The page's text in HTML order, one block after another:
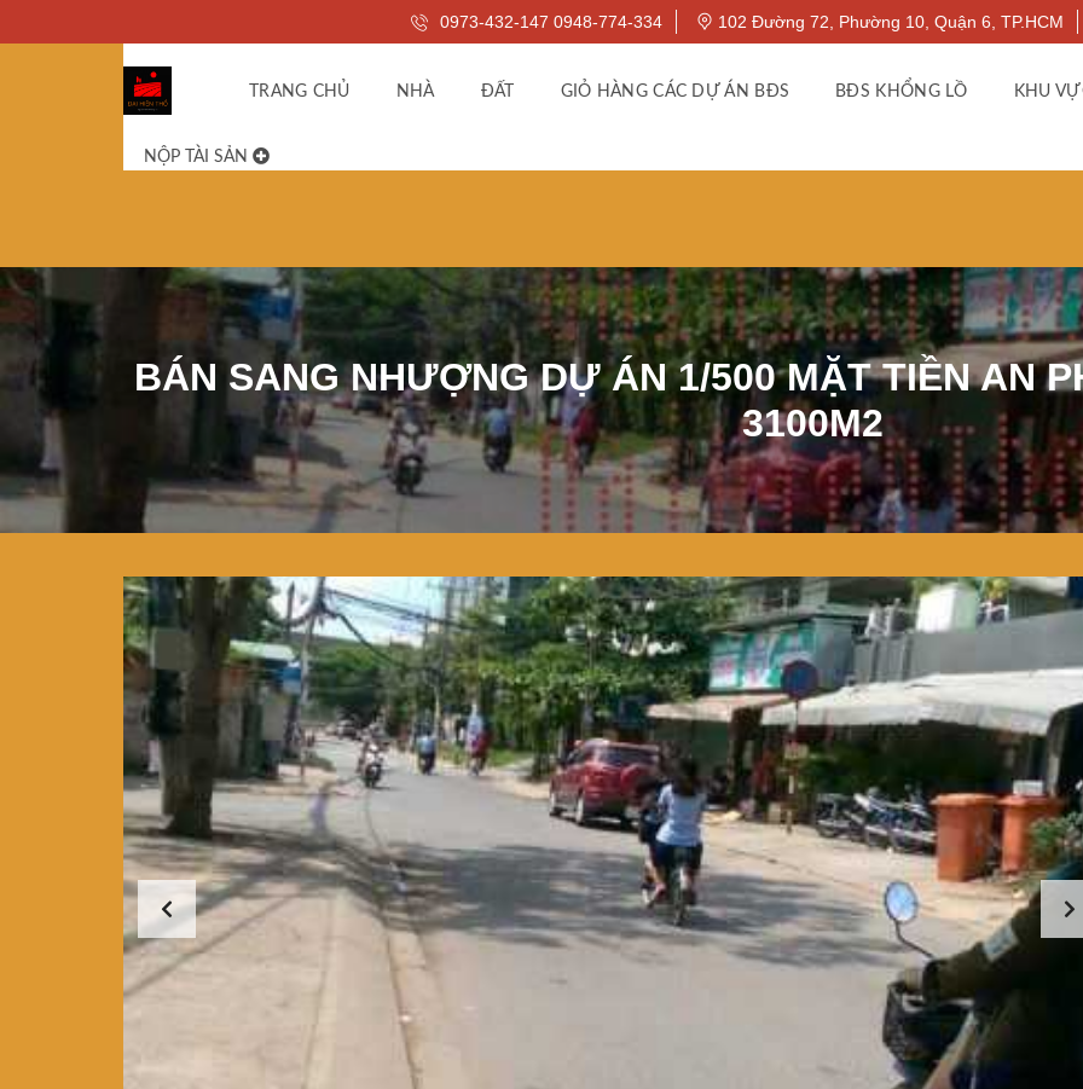
0973-432-147 0948-774-334 102 Đường 72, Phường 10, Quận 6, TP.HCM
TRANG CHỦ NHÀ ĐẤT GIỎ HÀNG CÁC DỰ ÁN BĐS BĐS KHỔNG LỒ KHU
NỘP TÀI SẢN
BÁN SANG NHƯỢNG DỰ ÁN 1/500 MẶT TIỀN AN
3100M2